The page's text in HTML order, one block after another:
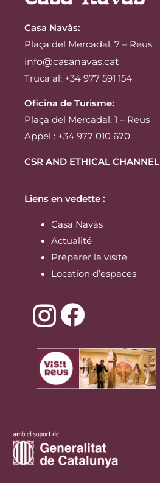
Casa Navàs:
Plaça del Mercadal, 7 – Reus
info@casanavas.cat
Truca al: +34 977 591 154
Oficina de Turisme:
Plaça del Mercadal, 1 – Reus
Appel : +34 977 010 670
CSR AND ETHICAL CHANNEL
Liens en vedette :
Casa Navàs
Actualité
Préparer la visite
Location d’espaces